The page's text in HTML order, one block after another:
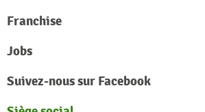
Franchise
Jobs
Suivez-nous sur Facebook